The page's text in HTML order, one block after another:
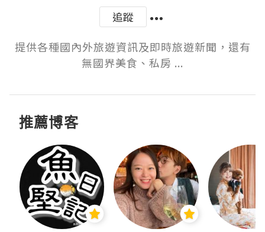
追蹤
提供各種國內外旅遊資訊及即時旅遊新聞，還有
無國界美食、私房 ...
推薦博客